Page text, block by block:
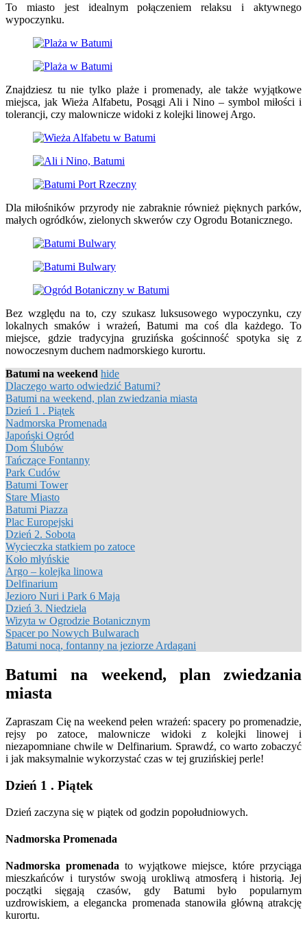
To miasto jest idealnym połączeniem relaksu i aktywnego
wypoczynku.
Znajdziesz tu nie tylko plaże i promenady, ale także wyjątkowe
miejsca, jak Wieża Alfabetu, Posągi Ali i Nino – symbol miłości i
tolerancji, czy malownicze widoki z kolejki linowej Argo.
Dla miłośników przyrody nie zabraknie również pięknych parków,
małych ogródków, zielonych skwerów czy Ogrodu Botanicznego.
Bez względu na to, czy szukasz luksusowego wypoczynku, czy
lokalnych smaków i wrażeń, Batumi ma coś dla każdego. To
miejsce, gdzie tradycyjna gruzińska gościnność spotyka się z
nowoczesnym duchem nadmorskiego kurortu.
Batumi na weekend hide
Dlaczego warto odwiedzić Batumi?
Batumi na weekend, plan zwiedzania miasta
Dzień 1 . Piątek
Nadmorska Promenada
Japoński Ogród
Dom Ślubów
Tańczące Fontanny
Park Cudów
Batumi Tower
Stare Miasto
Batumi Piazza
Plac Europejski
Dzień 2. Sobota
Wycieczka statkiem po zatoce
Koło młyńskie
Argo – kolejka linowa
Delfinarium
Jezioro Nuri i Park 6 Maja
Dzień 3. Niedziela
Wizyta w Ogrodzie Botanicznym
Spacer po Nowych Bulwarach
Batumi nocą, fontanny na jeziorze Ardagani
Batumi na weekend, plan zwiedzania
miasta
Zapraszam Cię na weekend pełen wrażeń: spacery po promenadzie,
rejsy po zatoce, malownicze widoki z kolejki linowej i
niezapomniane chwile w Delfinarium. Sprawdź, co warto zobaczyć
i jak maksymalnie wykorzystać czas w tej gruzińskiej perle!
Dzień 1 . Piątek
Dzień zaczyna się w piątek od godzin popołudniowych.
Nadmorska Promenada
Nadmorska promenada to wyjątkowe miejsce, które przyciąga
mieszkańców i turystów swoją urokliwą atmosferą i historią. Jej
początki sięgają czasów, gdy Batumi było popularnym
uzdrowiskiem, a elegancka promenada stanowiła główną atrakcję
kurortu.